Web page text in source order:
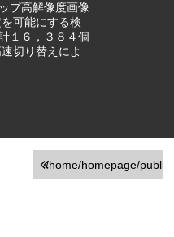
プ高解像度画像
可能にする検
１６，３８４個
切り替えによ
/home/homepage/